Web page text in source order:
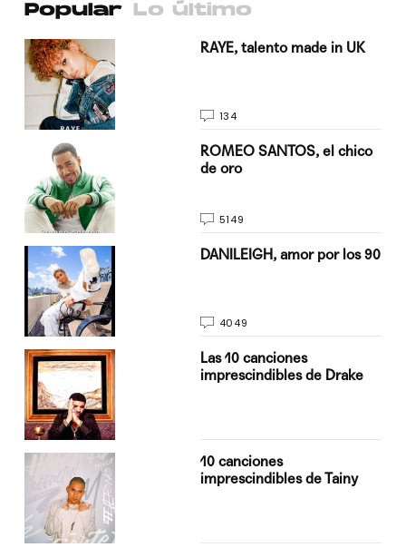
Popular Lo último
RAYE, talento made in UK
134
ROMEO SANTOS, el chico
de oro
5149
DANILEIGH, amor por los 90
4049
Las 10 canciones
imprescindibles de Drake
10 canciones
imprescindibles de Tainy